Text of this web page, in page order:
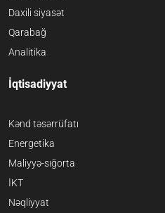
Daxili siyasət
Qarabağ
Analitika
İqtisadiyyat
Kənd təsərrüfatı
Energetika
Maliyyə-sığorta
İKT
Nəqliyyat